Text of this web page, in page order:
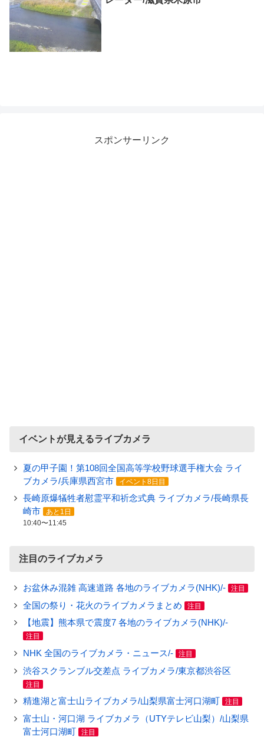
スポンサーリンク
イベントが見えるライブカメラ
夏の甲子園！第108回全国高等学校野球選手権大会 ライ
ブカメラ/兵庫県西宮市
イベント8日目
長崎原爆犠牲者慰霊平和祈念式典 ライブカメラ/長崎県長
崎市
あと1日
10:40〜11:45
注目のライブカメラ
お盆休み混雑 高速道路 各地のライブカメラ(NHK)/- 注目
全国の祭り・花火のライブカメラまとめ 注目
【地震】熊本県で震度7 各地のライブカメラ(NHK)/-
注目
NHK 全国のライブカメラ・ニュース/- 注目
渋谷スクランブル交差点 ライブカメラ/東京都渋谷区
注目
精進湖と富士山ライブカメラ/山梨県富士河口湖町 注目
富士山・河口湖 ライブカメラ（UTYテレビ山梨）/山梨県
富士河口湖町
注目